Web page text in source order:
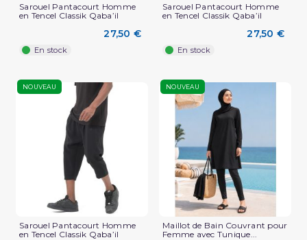
Sarouel Pantacourt Homme
en Tencel Classik Qaba’il
27,50 €
En stock
Sarouel Pantacourt Homme
en Tencel Classik Qaba’il
27,50 €
En stock
NOUVEAU
Sarouel Pantacourt Homme
en Tencel Classik Qaba’il
NOUVEAU
Maillot de Bain Couvrant pour
Femme avec Tunique...